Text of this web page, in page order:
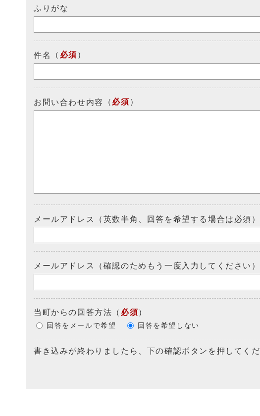
ふりがな
件名 （ 必須 ）
お問い合わせ内容 （ 必須 ）
メールアドレス（英数半角、回答を希望する場合は必須）
メールアドレス（確認のためもう一度入力してください）
当町からの回答方法 （ 必須）
回答をメールで希望 回答を希望しない
書き込みが終わりましたら、下の確認ボタンを押してくだ